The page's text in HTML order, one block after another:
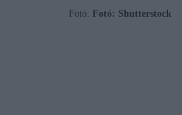
Fotó: Fotó: Shutterstock